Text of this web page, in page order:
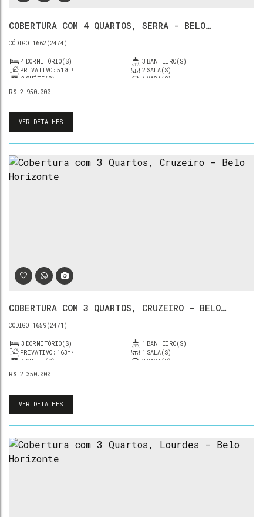
COBERTURA COM 4 QUARTOS, SERRA - BELO
R$ 2.950.000
1662(2474)
4 DORMITÓRIO(S) 3 BANHEIRO(S)
PRIVATIVO: 510m² 2 SALA(S)
2 SUÍTE(S) 4 VAGA(S)
VER DETALHES
COBERTURA COM 3 QUARTOS, CRUZEIRO - BELO
R$ 2.350.000
1659(2471)
3 DORMITÓRIO(S) 1 BANHEIRO(S)
PRIVATIVO: 163m² 1 SALA(S)
1 SUÍTE(S) 3 VAGA(S)
VER DETALHES